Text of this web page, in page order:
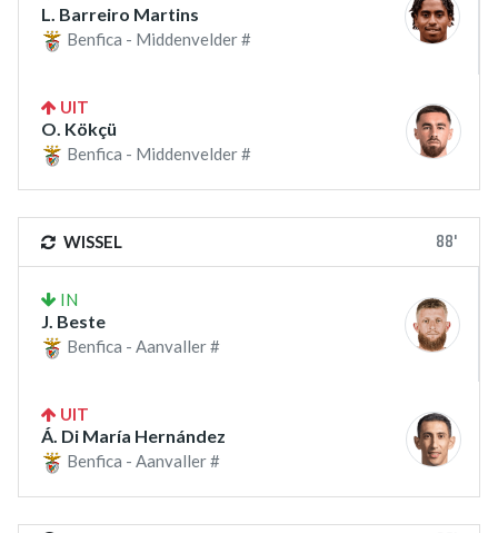
L. Barreiro Martins
Benfica - Middenvelder #
UIT
O. Kökçü
Benfica - Middenvelder #
WISSEL 88'
IN
J. Beste
Benfica - Aanvaller #
UIT
Á. Di María Hernández
Benfica - Aanvaller #